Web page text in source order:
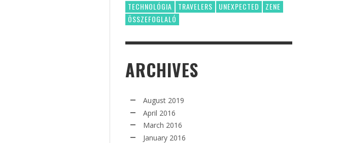
TECHNOLÓGIA
TRAVELERS UNEXPECTED
ZENE
ÖSSZEFOGLALÓ
ARCHIVES
August 2019
April 2016
March 2016
January 2016